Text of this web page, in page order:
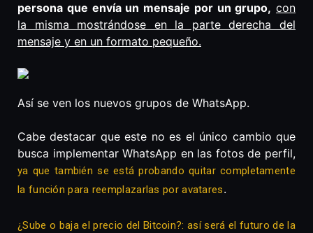
persona que envía un mensaje por un grupo, con
la misma mostrándose en la parte derecha del
mensaje y en un formato pequeño.
Así se ven los nuevos grupos de WhatsApp.
Cabe destacar que este no es el único cambio que
busca implementar WhatsApp en las fotos de perfil,
ya que también se está probando quitar completamente
la función para reemplazarlas por avatares.
¿Sube o baja el precio del Bitcoin?: así será el futuro de la